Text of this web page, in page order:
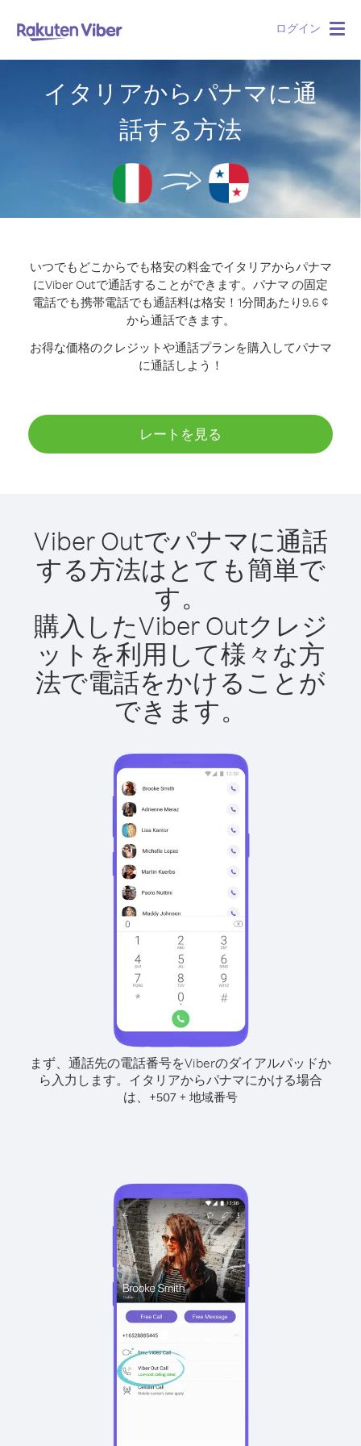
ログイン
イタリアからパナマに通
話する方法
いつでもどこからでも格安の料金でイタリアからパナマ
にViber Outで通話することができます。 パナマ の固定
電話でも携帯電話でも通話料は格安！1分間あたり9.6 ¢
から通話できます。
お得な価格のクレジットや通話プランを購入してパナマ
に通話しよう！
レートを見る
Viber Outでパナマに通話
する方法はとても簡単で
す。
購入したViber Outクレジ
ットを利用して様々な方
法で電話をかけることが
できます。
まず、通話先の電話番号をViberのダイアルパッドか
ら入力します。 イタリアからパナマにかける場合
は、 +507 + 地域番号